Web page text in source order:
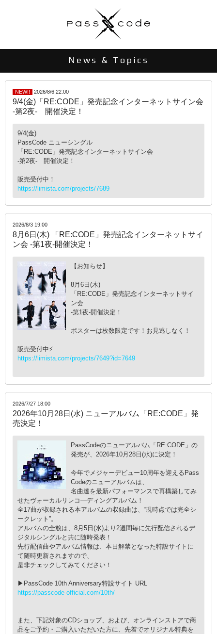
News & Topics
NEW!! 2026/8/6 22:00
9/4(金)「RE:CODE」発売記念インターネットサイン会
-第2夜- 開催決定！
9/4(金)
PassCode ニューシングル
「RE:CODE」発売記念インターネットサイン会
-第2夜- 開催決定！
販売受付中！
https://limista.com/projects/7689
2026/8/3 19:00
8月6日(木) 「RE:CODE」発売記念インターネットサイ
ン会 -第1夜-開催決定！
【お知らせ】
8月6日(木)
「RE:CODE」発売記念インターネットサイ
ン会
-第1夜-開催決定！
ポスターは枚数限定です！お見逃しなく！
販売受付中⚡️
https://limista.com/projects/7649?id=7649
2026/7/27 18:00
2026年10月28日(水) ニューアルバム「RE:CODE」発
売決定！
PassCodeのニューアルバム「RE:CODE」の
発売が、2026年10月28日(水)に決定！
今年でメジャーデビュー10周年を迎えるPass
Codeのニューアルバムは、
名曲達を最新パフォーマンスで再構築してみ
せたヴォーカルリレコ―ディングアルバム！
全17曲が収録される本アルバムの収録曲は、“現時点では完全シ
ークレット”。
アルバムの全貌は、8月5日(水)より2週間毎に先行配信されるデ
ジタルシングルと共に随時発表！
先行配信曲やアルバム情報は、本日解禁となった特設サイトに
て随時更新されますので、
是非チェックしてみてください！
▶PassCode 10th Anniversary特設サイト URL
https://passcode-official.com/10th/
また、下記対象のCDショップ、および、オンラインストアで商
品をご予約・ご購入いただいた方に、先着でオリジナル特典を